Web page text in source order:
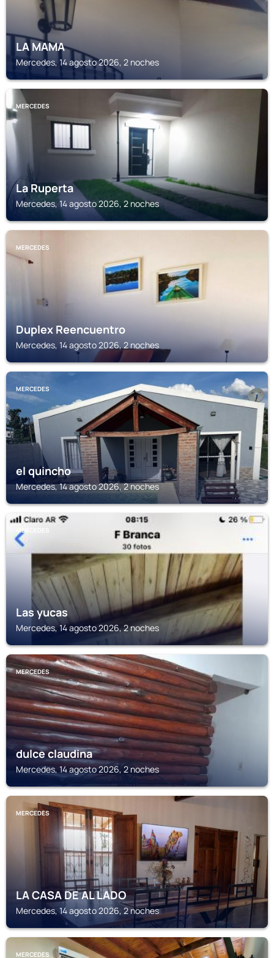
LA MAMA
Mercedes, 14 agosto 2026, 2 noches
MERCEDES
La Ruperta
Mercedes, 14 agosto 2026, 2 noches
MERCEDES
Duplex Reencuentro
Mercedes, 14 agosto 2026, 2 noches
MERCEDES
el quincho
Mercedes, 14 agosto 2026, 2 noches
MERCEDES
Las yucas
Mercedes, 14 agosto 2026, 2 noches
MERCEDES
dulce claudina
Mercedes, 14 agosto 2026, 2 noches
MERCEDES
LA CASA DE AL LADO
Mercedes, 14 agosto 2026, 2 noches
MERCEDES